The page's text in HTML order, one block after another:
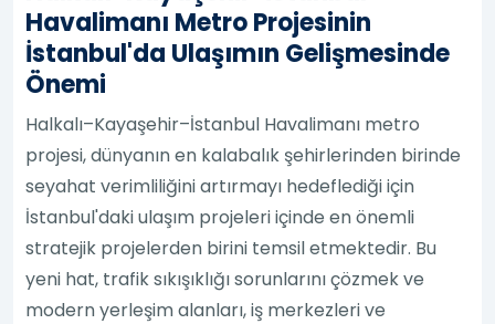
Havalimanı Metro Projesinin
İstanbul'da Ulaşımın Gelişmesinde
Önemi
Halkalı–Kayaşehir–İstanbul Havalimanı metro
projesi, dünyanın en kalabalık şehirlerinden birinde
seyahat verimliliğini artırmayı hedeflediği için
İstanbul'daki ulaşım projeleri içinde en önemli
stratejik projelerden birini temsil etmektedir. Bu
yeni hat, trafik sıkışıklığı sorunlarını çözmek ve
modern yerleşim alanları, iş merkezleri ve